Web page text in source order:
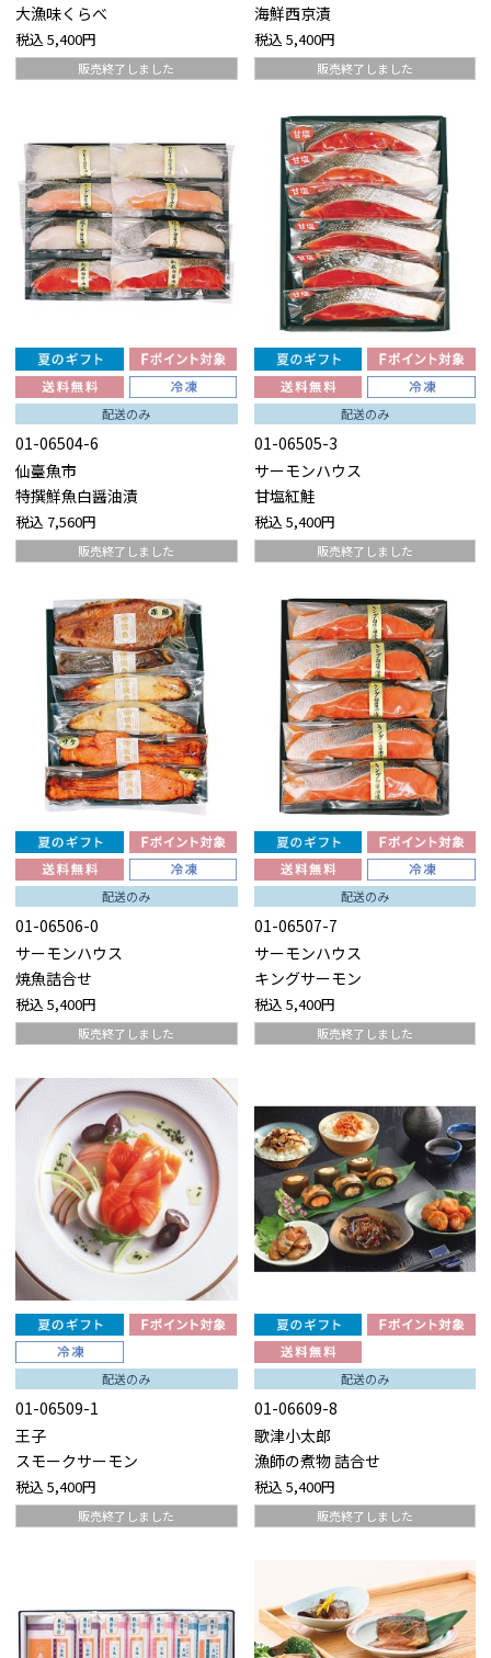
大漁味くらべ
税込 5,400円
販売終了しました
海鮮西京漬
税込 5,400円
販売終了しました
配送のみ
01-06504-6
仙臺魚市
特撰鮮魚白醤油漬
税込 7,560円
販売終了しました
配送のみ
01-06505-3
サーモンハウス
甘塩紅鮭
税込 5,400円
販売終了しました
配送のみ
01-06506-0
サーモンハウス
焼魚詰合せ
税込 5,400円
販売終了しました
配送のみ
01-06507-7
サーモンハウス
キングサーモン
税込 5,400円
販売終了しました
配送のみ
01-06509-1
王子
スモークサーモン
税込 5,400円
販売終了しました
配送のみ
01-06609-8
歌津小太郎
漁師の煮物 詰合せ
税込 5,400円
販売終了しました